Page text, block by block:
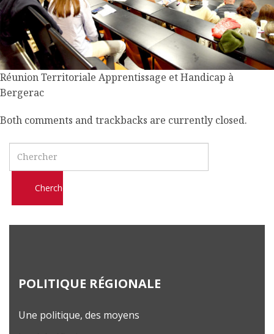
l
m
o
b
i
Réunion Territoriale Apprentissage et Handicap à
Bergerac
Both comments and trackbacks are currently closed.
POLITIQUE RÉGIONALE
Une politique, des moyens